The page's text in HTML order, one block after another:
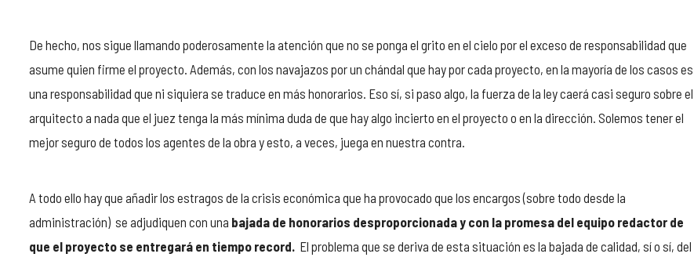
De hecho, nos sigue llamando poderosamente la atención que no se ponga el grito en el cielo por el exceso de responsabilidad que
asume quien firme el proyecto. Además, con los navajazos por un chándal que hay por cada proyecto, en la mayoría de los casos es
una responsabilidad que ni siquiera se traduce en más honorarios. Eso sí, si paso algo, la fuerza de la ley caerá casi seguro sobre el
arquitecto a nada que el juez tenga la más mínima duda de que hay algo incierto en el proyecto o en la dirección. Solemos tener el
mejor seguro de todos los agentes de la obra y esto, a veces, juega en nuestra contra.
A todo ello hay que añadir los estragos de la crisis económica que ha provocado que los encargos (sobre todo desde la
administración) se adjudiquen con una bajada de honorarios desproporcionada y con la promesa del equipo redactor de
que el proyecto se entregará en tiempo record. El problema que se deriva de esta situación es la bajada de calidad, sí o sí, del